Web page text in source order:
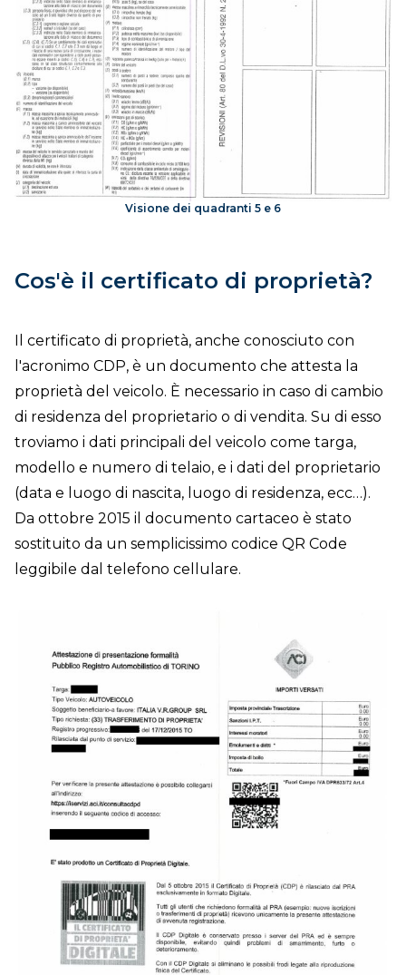
Visione dei quadranti 5 e 6
Cos'è il certificato di proprietà?
Il certificato di proprietà, anche conosciuto con
l'acronimo CDP, è un documento che attesta la
proprietà del veicolo. È necessario in caso di cambio
di residenza del proprietario o di vendita. Su di esso
troviamo i dati principali del veicolo come targa,
modello e numero di telaio, e i dati del proprietario
(data e luogo di nascita, luogo di residenza, ecc…).
Da ottobre 2015 il documento cartaceo è stato
sostituito da un semplicissimo codice QR Code
leggibile dal telefono cellulare.